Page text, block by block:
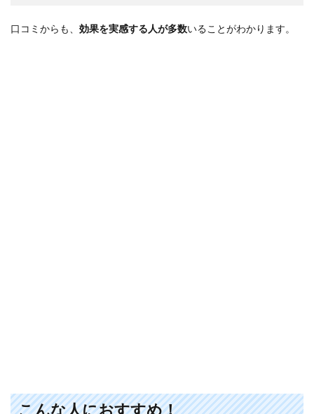
口コミからも、 効果を実感する人が多数いることがわかります。
こんな人におすすめ！